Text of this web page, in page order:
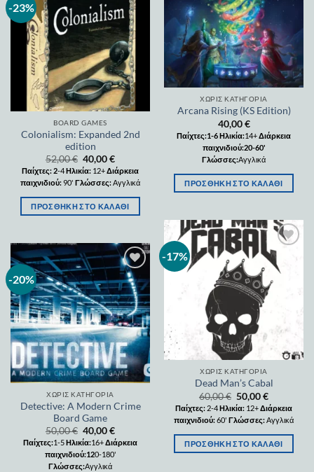
ΧΩΡΊΣ ΚΑΤΗΓΟΡΊΑ
Arcana Rising (KS Edition)
40,00€
Παίχτες:1-6Ηλικία:14+Διάρκεια
παιχνιδιού:20-60'
Γλώσσες:Αγγλικά
ΠΡΟΣΘΉΚΗ ΣΤΟ ΚΑΛΆΘΙ
-23%
Add to
wishlist
BOARD GAMES
Colonialism: Expanded 2nd
edition
52,00€ 40,00€
Παίχτες: 2-4Ηλικία: 12+Διάρκεια
παιχνιδιού:90' Γλώσσες:Αγγλικά
ΠΡΟΣΘΉΚΗ ΣΤΟ ΚΑΛΆΘΙ
-17%
Add to
wishlist
ΧΩΡΊΣ ΚΑΤΗΓΟΡΊΑ
Dead Man’s Cabal
60,00€ 50,00€
Παίχτες: 2-4Ηλικία: 12+Διάρκεια
παιχνιδιού:60' Γλώσσες:Αγγλικά
ΠΡΟΣΘΉΚΗ ΣΤΟ ΚΑΛΆΘΙ
-20%
Add to
wishlist
ΧΩΡΊΣ ΚΑΤΗΓΟΡΊΑ
Detective: A Modern Crime
Board Game
50,00€ 40,00€
Παίχτες:1-5Ηλικία:16+Διάρκεια
παιχνιδιού:120-180'
Γλώσσες:Αγγλικά